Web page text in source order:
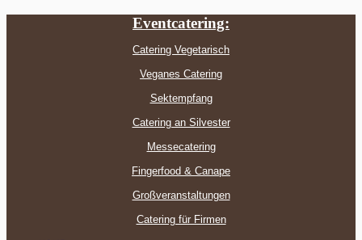
Eventcatering:
Catering Vegetarisch
Veganes Catering
Sektempfang
Catering an Silvester
Messecatering
Fingerfood & Canape
Großveranstaltungen
Catering für Firmen